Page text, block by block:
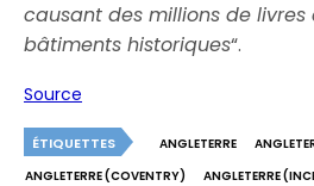
causant des millions de
bâtiments historiques“.
Source
ÉTIQUETTES ANGLETERRE
ANGLETERRE (COVENTRY)
ANGLETERRE